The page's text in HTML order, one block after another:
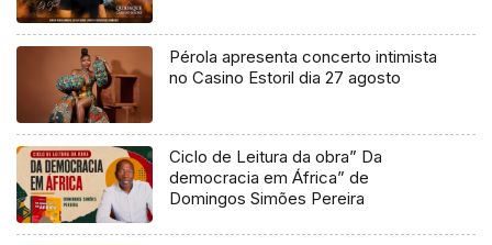
Pérola apresenta concerto intimista
no Casino Estoril dia 27 agosto
Ciclo de Leitura da obra” Da
democracia em África” de
Domingos Simões Pereira